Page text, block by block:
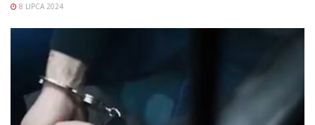
8 LIPCA 2024